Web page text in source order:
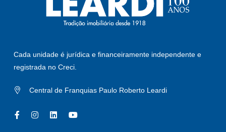
Cada unidade é jurídica e financeiramente independente e
registrada no Creci.
Central de Franquias Paulo Roberto Leardi